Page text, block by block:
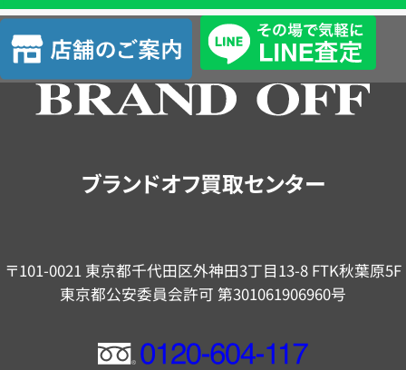
査
定
店
舗
の
ブランドオフ買取センター
〒101-0021 東京都千代田区外神田3丁目13-8 FTK秋葉原5F
東京都公安委員会許可 第301061906960号
フ